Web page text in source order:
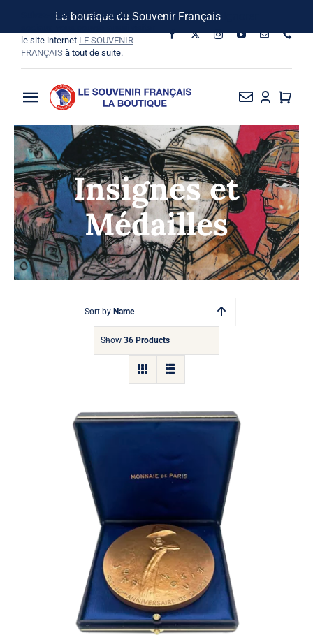
La boutique du Souvenir Français
contenu
Suivez-nous sur les réseaux
le site internet LE SOUVENIR
FRANÇAIS à tout de suite.
Toggle
Navigation
La Boutique
Vins SF-Bardins
Boîte à idées
Bon de commande
Insignes et
Médailles
Sort by Name
Show 36 Products
Médaille Jean Moulin